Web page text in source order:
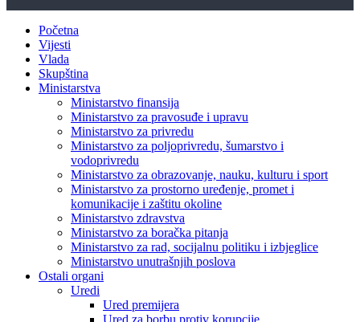
Početna
Vijesti
Vlada
Skupština
Ministarstva
Ministarstvo finansija
Ministarstvo za pravosuđe i upravu
Ministarstvo za privredu
Ministarstvo za poljoprivredu, šumarstvo i
vodoprivredu
Ministarstvo za obrazovanje, nauku, kulturu i sport
Ministarstvo za prostorno uređenje, promet i
komunikacije i zaštitu okoline
Ministarstvo zdravstva
Ministarstvo za boračka pitanja
Ministarstvo za rad, socijalnu politiku i izbjeglice
Ministarstvo unutrašnjih poslova
Ostali organi
Uredi
Ured premijera